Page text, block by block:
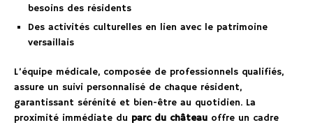
besoins des résidents
Des activités culturelles en lien avec le patrimoine
versaillais
L’équipe médicale, composée de professionnels qualifiés,
assure un suivi personnalisé de chaque résident,
garantissant sérénité et bien-être au quotidien. La
proximité immédiate du parc du château offre un cadre